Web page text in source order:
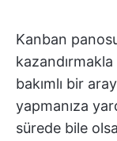
Kanban
bakımlı bir
yapmanıza
sürede bile